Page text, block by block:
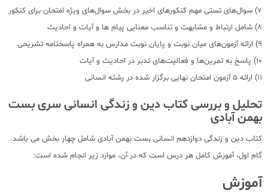
7) سوال‌های تستی مهم کنکور‌های اخیر در بخش سوال‌های ویژه امتحان برای کنکور
8) شامل ارتباط و مشابهت و تناسب معنایی پیام ها و آیات و احادیث
9) ارائه آزمون‌های میان نوبت و پایان نوبت مدارس به همراه پاسخنامه تشریحی
10) پاسخ به تمرین‌ها و فعالیت‌های تدبر در احادیث و آیات
11) ارائه 5 آزمون امتحان نهایی برگزار شده در رشته انسانی
تحلیل و بررسی کتاب دین و زندگی انسانی سری بست
بهمن آبادی
کتاب دین و زندگی دوازدهم انسانی بست بهمن آبادی شامل چهار بخش می باشد.
گام اول، آموزش کامل هر درس است که در آن، موارد زیر انجام شده است:
آموزش